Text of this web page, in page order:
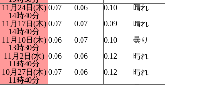
11月24日(木)
14時40分
0.07 0.06 0.10
晴れ
11月17日(木)
14時40分
0.07 0.07 0.09
晴れ
11月10日(木)
13時30分
0.06 0.07 0.10
曇り
11月2日(水)
11時40分
0.06 0.06 0.12
晴れ
10月27日(木)
11時40分
0.07 0.06 0.12
晴れ